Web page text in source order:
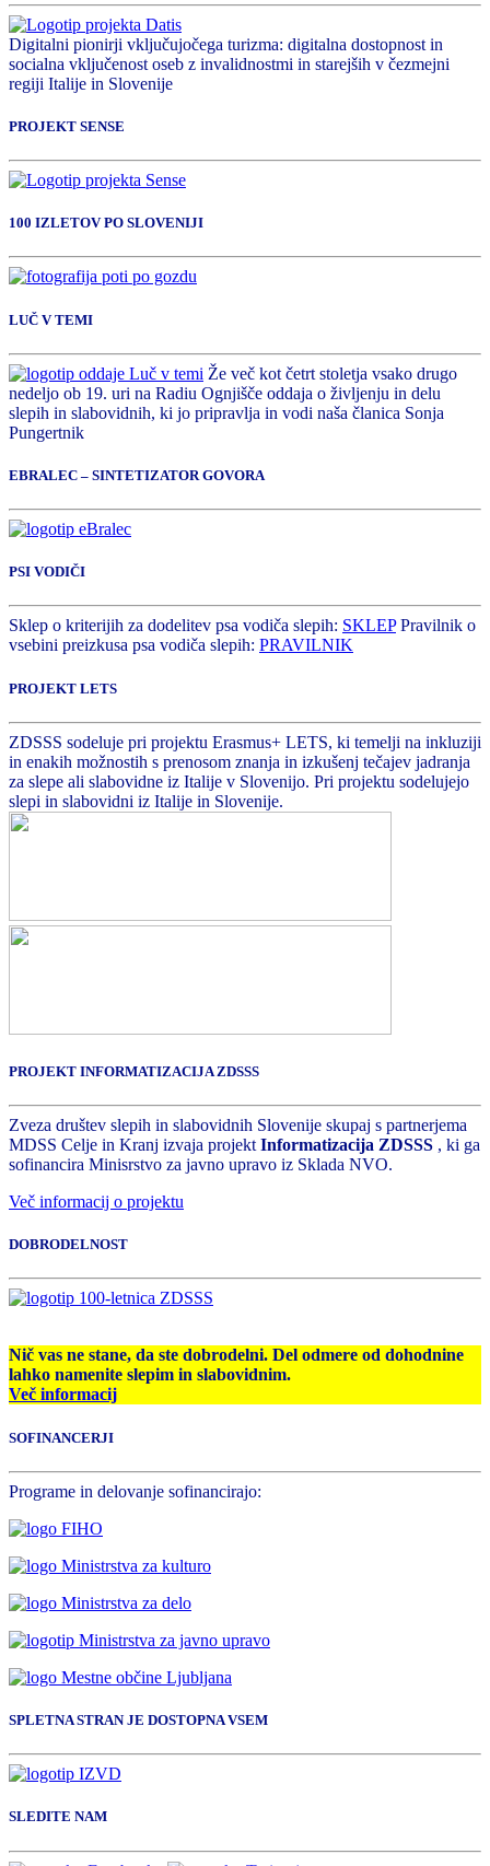
Digitalni pionirji vključujočega turizma: digitalna dostopnost in
socialna vključenost oseb z invalidnostmi in starejših v čezmejni
regiji Italije in Slovenije
PROJEKT SENSE
100 IZLETOV PO SLOVENIJI
LUČ V TEMI
Že več kot četrt stoletja vsako drugo
nedeljo ob 19. uri na Radiu Ognjišče oddaja o življenju in delu
slepih in slabovidnih, ki jo pripravlja in vodi naša članica Sonja
Pungertnik
EBRALEC – SINTETIZATOR GOVORA
PSI VODIČI
Sklep o kriterijih za dodelitev psa vodiča slepih: SKLEPPravilnik o
vsebini preizkusa psa vodiča slepih: PRAVILNIK
PROJEKT LETS
ZDSSS sodeluje pri projektu Erasmus+ LETS, ki temelji na inkluziji
in enakih možnostih s prenosom znanja in izkušenj tečajev jadranja
za slepe ali slabovidne iz Italije v Slovenijo. Pri projektu sodelujejo
slepi in slabovidni iz Italije in Slovenije.
PROJEKT INFORMATIZACIJA ZDSSS
Zveza društev slepih in slabovidnih Slovenije skupaj s partnerjema
MDSS Celje in Kranj izvaja projekt Informatizacija ZDSSS , ki ga
sofinancira Minisrstvo za javno upravo iz Sklada NVO.
Več informacij o projektu
DOBRODELNOST
Nič vas ne stane, da ste dobrodelni. Del odmere od dohodnine
lahko namenite slepim in slabovidnim.
Več informacij
SOFINANCERJI
Programe in delovanje sofinancirajo:
SPLETNA STRAN JE DOSTOPNA VSEM
SLEDITE NAM